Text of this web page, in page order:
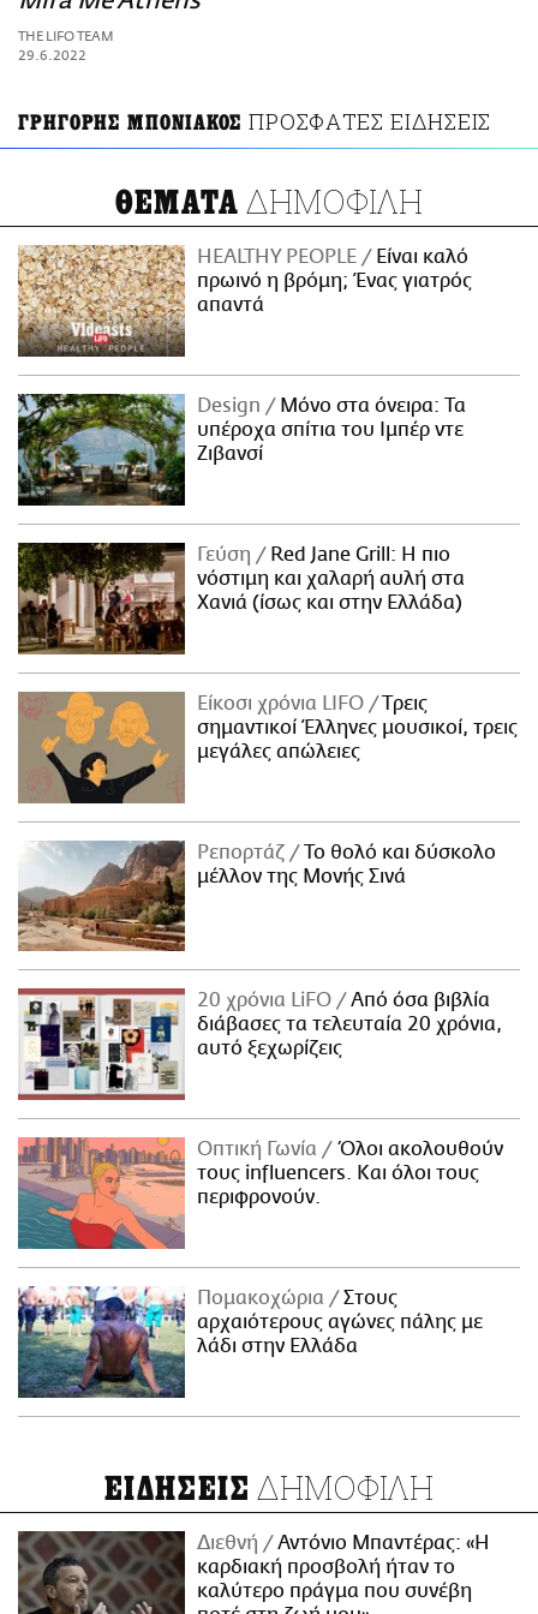
ΑΜΠΑ
PRINT
THE LIFO TEAM
29.6.2022
ΓΡΗΓΟΡΗΣ ΜΠΟΝΙΑΚΟΣ ΠΡΟΣΦΑΤΕΣ ΕΙΔΗΣΕΙΣ
ΘΕΜΑΤΑ ΔΗΜΟΦΙΛΗ
HEALTHY PEOPLE
Είναι καλό
πρωινό η βρόμη; Ένας γιατρός
απαντά
Design
Μόνο στα όνειρα: Τα
υπέροχα σπίτια του Ιμπέρ ντε
Ζιβανσί
Γεύση
Red Jane Grill: Η πιο
νόστιμη και χαλαρή αυλή στα
Χανιά (ίσως και στην Ελλάδα)
Είκοσι χρόνια LIFO
Tρεις
σημαντικοί Έλληνες μουσικοί, τρεις
μεγάλες απώλειες
Ρεπορτάζ
Το θολό και δύσκολο
μέλλον της Μονής Σινά
20 χρόνια LiFO
Από όσα βιβλία
διάβασες τα τελευταία 20 χρόνια,
αυτό ξεχωρίζεις
Οπτική Γωνία
Όλοι ακολουθούν
τους influencers. Και όλοι τους
περιφρονούν.
Πομακοχώρια
Στους
αρχαιότερους αγώνες πάλης με
λάδι στην Ελλάδα
ΕΙΔΗΣΕΙΣ ΔΗΜΟΦΙΛΗ
Διεθνή
Αντόνιο Μπαντέρας: «Η
καρδιακή προσβολή ήταν το
καλύτερο πράγμα που συνέβη